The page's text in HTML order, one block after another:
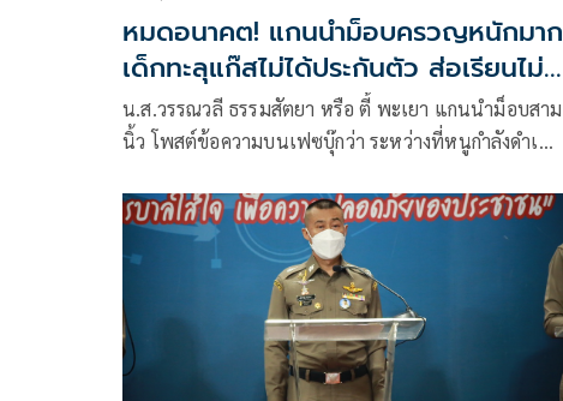
หมดอนาคต! แกนนำม็อบครวญหนักมาก
เด็กทะลุแก๊สไม่ได้ประกันตัว ส่อเรียนไม่
จบ
น.ส.วรรณวลี ธรรมสัตยา หรือ ตี้ พะเยา แกนนำม็อบสาม
นิ้ว โพสต์ข้อความบนเฟซบุ๊กว่า ระหว่างที่หนูกำลังดำเนิน
หงุดหงิด หนูไม่รู้ว่าทุกๆคนรู้ไหม เคสที่ถูกฝากขัง